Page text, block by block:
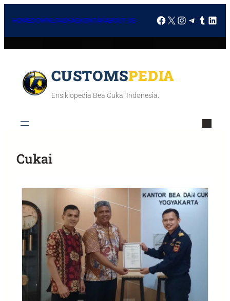
HOMEDOWNLOADFAQKONTAKABOUT US
CUSTOMSPEDIA
Ensiklopedia Bea Cukai Indonesia.
Cukai